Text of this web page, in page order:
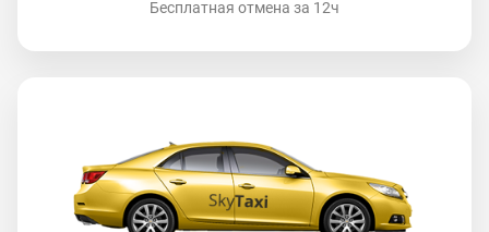
Бесплатная отмена за 12ч